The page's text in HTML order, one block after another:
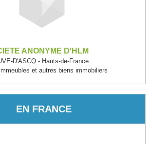
ANONYME D'HLM
D'ASCQ - Hauts-de-France
et autres biens immobiliers
EN FRANCE